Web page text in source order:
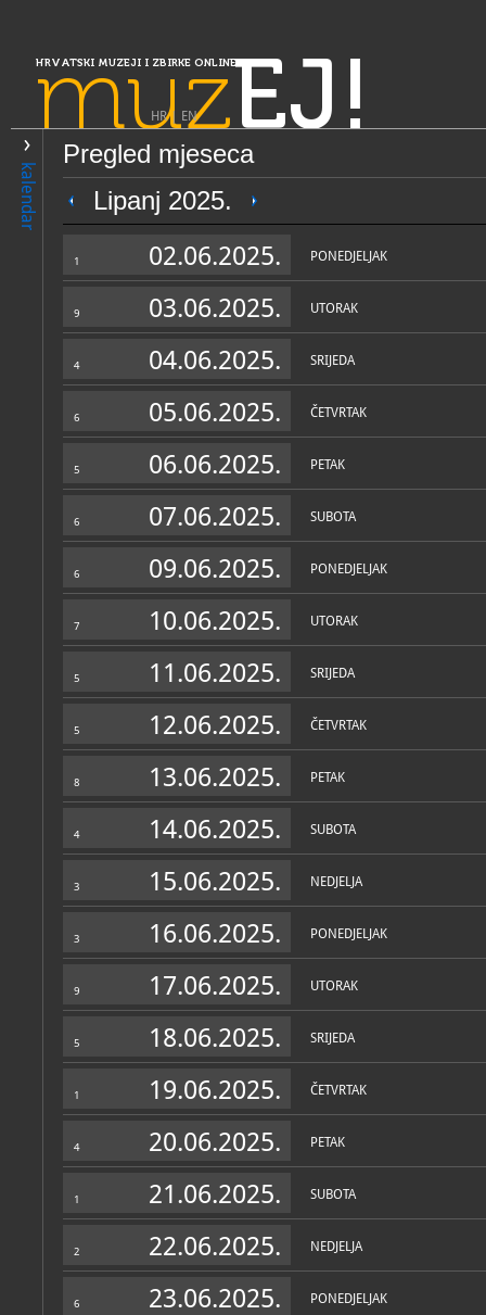
HRVATSKI MUZEJI I ZBIRKE ONLINE
muzEJ!
HR| EN
kalendar
Pregled mjeseca
Lipanj 2025.
1 02.06.2025. PONEDJELJAK
9 03.06.2025. UTORAK
4 04.06.2025. SRIJEDA
6 05.06.2025. ČETVRTAK
5 06.06.2025. PETAK
6 07.06.2025. SUBOTA
6 09.06.2025. PONEDJELJAK
7 10.06.2025. UTORAK
5 11.06.2025. SRIJEDA
5 12.06.2025. ČETVRTAK
8 13.06.2025. PETAK
4 14.06.2025. SUBOTA
3 15.06.2025. NEDJELJA
3 16.06.2025. PONEDJELJAK
9 17.06.2025. UTORAK
5 18.06.2025. SRIJEDA
1 19.06.2025. ČETVRTAK
4 20.06.2025. PETAK
1 21.06.2025. SUBOTA
2 22.06.2025. NEDJELJA
6 23.06.2025. PONEDJELJAK
PRETRAŽIVANJE
Slavonija, Baranja i Srijem
Galerija umjetnina grada
Broda
OPĆI PODACI
Zbirke